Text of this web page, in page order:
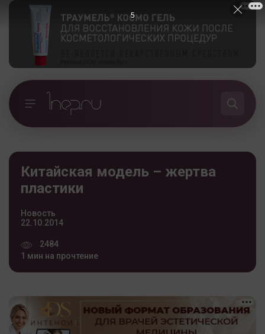
Китайская модель – жертва
пластики
Новость
22.10.2014
2484
1 мин на прочтение
5